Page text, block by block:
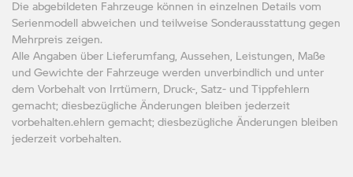
Die abgebildeten Fahrzeuge können in einzelnen Details vom
Serienmodell abweichen und teilweise Sonderausstattung gegen
Mehrpreis zeigen.
Alle Angaben über Lieferumfang, Aussehen, Leistungen, Maße
und Gewichte der Fahrzeuge werden unverbindlich und unter
dem Vorbehalt von Irrtümern, Druck-, Satz- und Tippfehlern
gemacht; diesbezügliche Änderungen bleiben jederzeit
vorbehalten.ehlern gemacht; diesbezügliche Änderungen bleiben
jederzeit vorbehalten.